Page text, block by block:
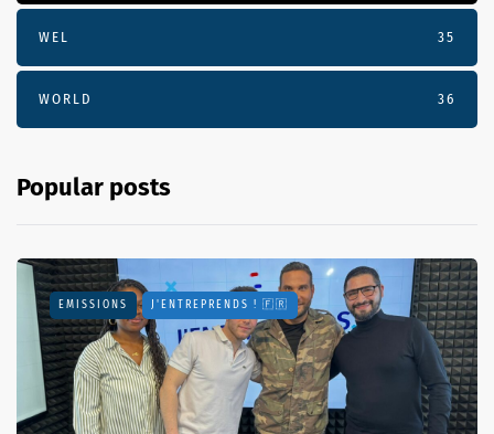
WEL 35
WORLD 36
Popular posts
EMISSIONS J'ENTREPRENDS ! 🇫🇷